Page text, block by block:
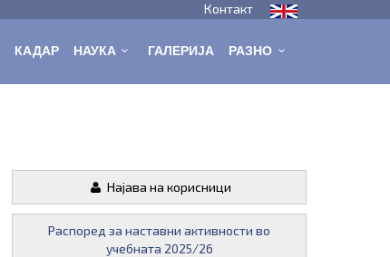
Контакт
КАДАР НАУКА ГАЛЕРИЈА РАЗНО
Најава на корисници
Распоред за наставни активности во
учебната 2025/26